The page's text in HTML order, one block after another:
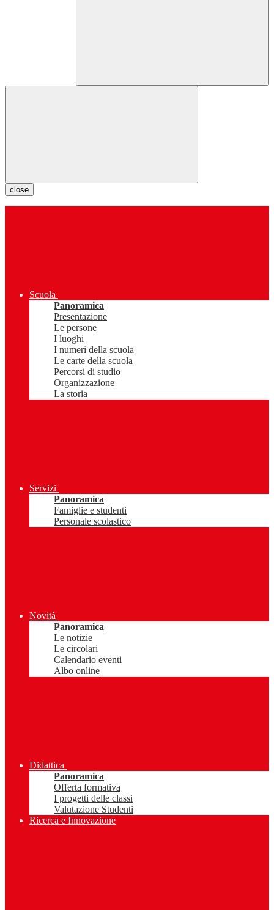
close
Scuola
Panoramica
Presentazione
Le persone
I luoghi
I numeri della scuola
Le carte della scuola
Percorsi di studio
Organizzazione
La storia
Servizi
Panoramica
Famiglie e studenti
Personale scolastico
Novità
Panoramica
Le notizie
Le circolari
Calendario eventi
Albo online
Didattica
Panoramica
Offerta formativa
I progetti delle classi
Valutazione Studenti
Ricerca e Innovazione